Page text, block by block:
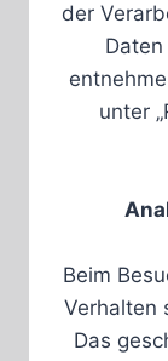
der
unter
Beim
Verhalten
Das